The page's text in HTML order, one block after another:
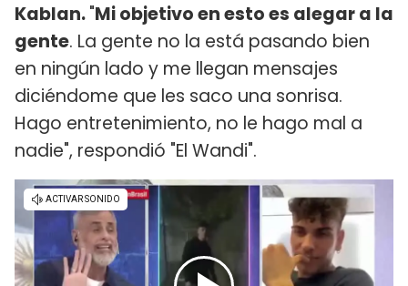
Kablan."Mi objetivo en esto es alegar a la
gente. La gente no la está pasando bien
en ningún lado y me llegan mensajes
diciéndome que les saco una sonrisa.
Hago entretenimiento, no le hago mal a
nadie", respondió "El Wandi".